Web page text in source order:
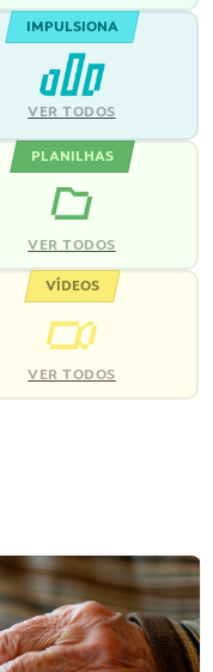
IMPULSIONA
VER TODOS
PLANILHAS
VER TODOS
VÍDEOS
VER TODOS